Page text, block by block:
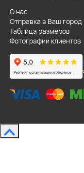
О нас
Отправка в Ваш город
Таблица размеров
Фотографии клиентов